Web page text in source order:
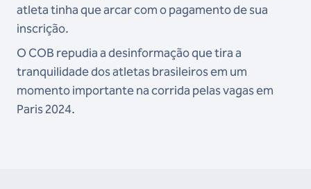
atleta tinha que arcar com o pagamento de sua
inscrição.
O COB repudia a desinformação que tira a
tranquilidade dos atletas brasileiros em um
momento importante na corrida pelas vagas em
Paris 2024.